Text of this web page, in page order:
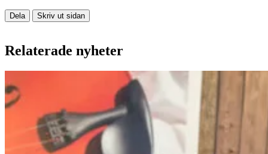
Dela Skriv ut sidan
Relaterade nyheter